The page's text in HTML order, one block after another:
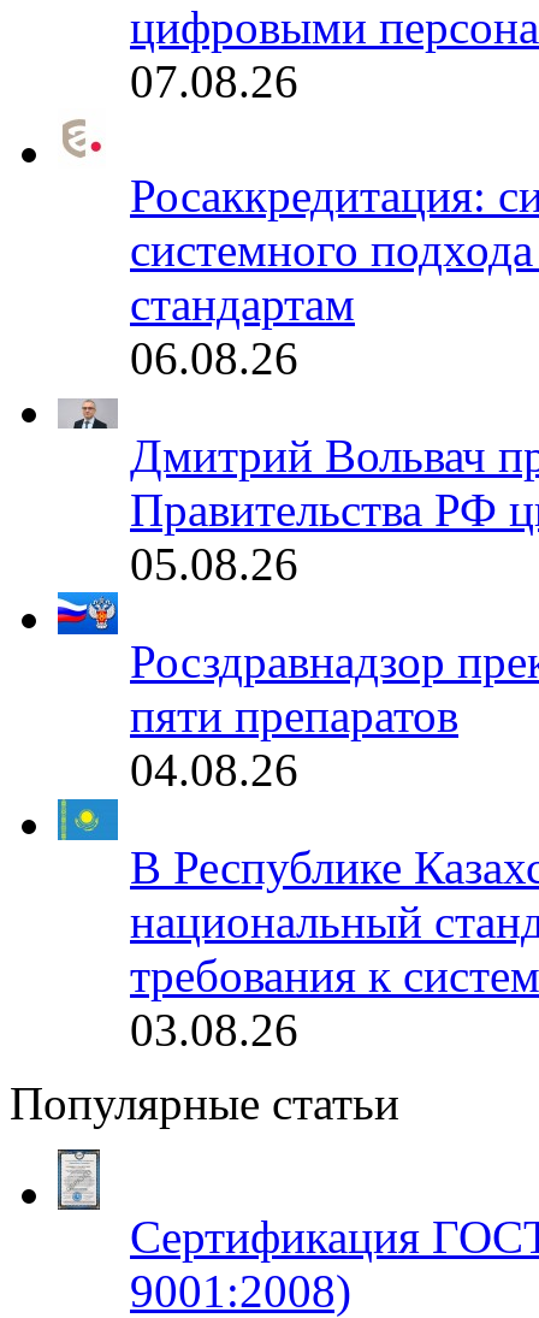
цифровыми
07.08.26
Росаккредитация:
системного
стандартам
06.08.26
Дмитрий Вольвач
Правительства РФ
05.08.26
Росздравнадзор
пяти препаратов
04.08.26
В Республике
национальный
требования к
03.08.26
Популярные статьи
Сертификация
9001:2008)